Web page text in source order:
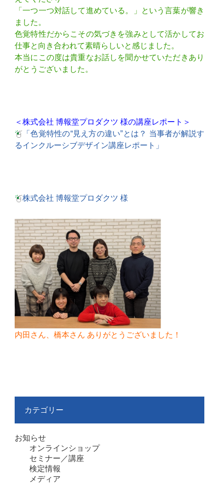
「一つ一つ対話して進めている。」という言葉が響き
ました。
色覚特性だからこその気づきを強みとして活かしてお
仕事と向き合われて素晴らしいと感じました。
本当にこの度は貴重なお話しを聞かせていただきあり
がとうございました。
＜株式会社 博報堂プロダクツ 様の講座レポート＞
「色覚特性の“見え方の違い”とは？ 当事者が解説す
るインクルーシブデザイン講座レポート」
株式会社 博報堂プロダクツ 様
内田さん、橋本さん ありがとうございました！
カテゴリー
お知らせ
オンラインショップ
セミナー／講座
検定情報
メディア